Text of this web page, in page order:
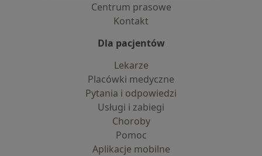
Centrum prasowe
Kontakt
Dla pacjentów
Lekarze
Placówki medyczne
Pytania i odpowiedzi
Usługi i zabiegi
Choroby
Pomoc
Aplikacje mobilne